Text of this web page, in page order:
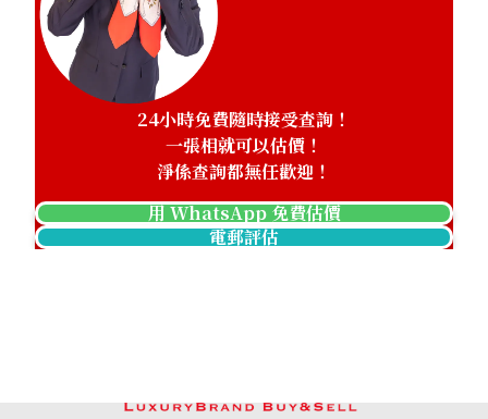
24小時免費隨時接受查詢！
一張相就可以估價！
淨係查詢都無任歡迎！
用 WhatsApp 免費估價
電郵評估